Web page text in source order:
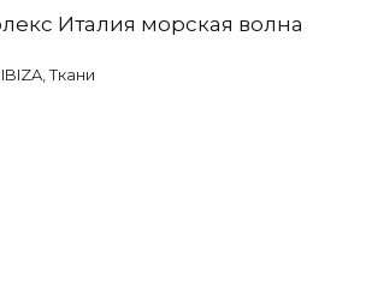
Италия морская волна
,Ткани